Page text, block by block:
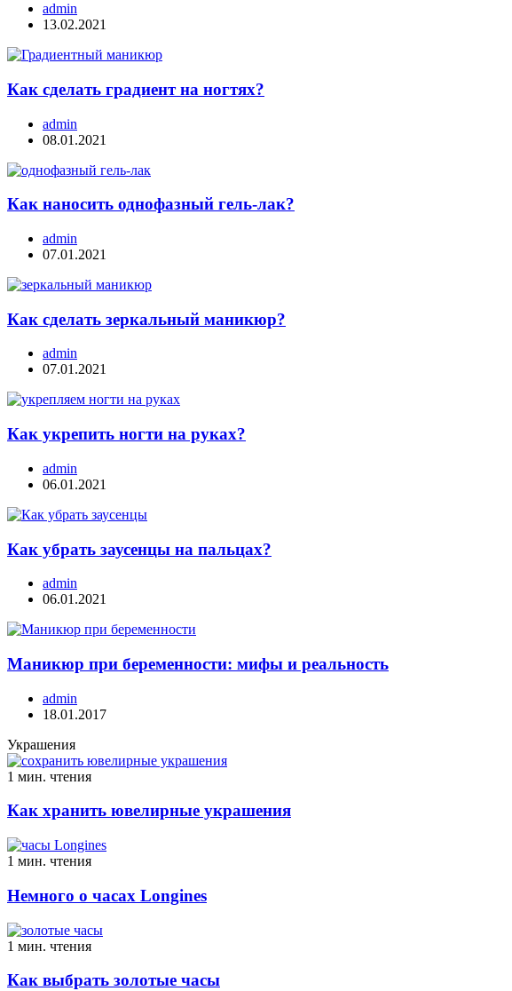
admin
13.02.2021
Как сделать градиент на ногтях?
admin
08.01.2021
Как наносить однофазный гель-лак?
admin
07.01.2021
Как сделать зеркальный маникюр?
admin
07.01.2021
Как укрепить ногти на руках?
admin
06.01.2021
Как убрать заусенцы на пальцах?
admin
06.01.2021
Маникюр при беременности: мифы и реальность
admin
18.01.2017
Украшения
1 мин. чтения
Как хранить ювелирные украшения
1 мин. чтения
Немного о часах Longines
1 мин. чтения
Как выбрать золотые часы